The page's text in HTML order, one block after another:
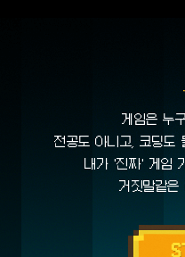
게임은 누
전공도 아니고, 코딩도
내가 '진짜' 게임
거짓말같은